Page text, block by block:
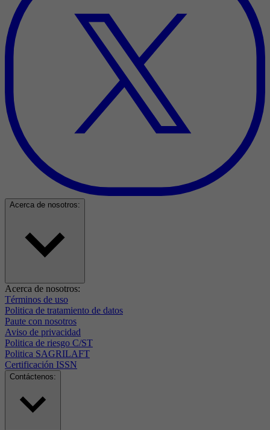
Acerca de nosotros:
Acerca de nosotros:
Términos de uso
Politica de tratamiento de datos
Paute con nosotros
Aviso de privacidad
Politica de riesgo C/ST
Politica SAGRILAFT
Certificación ISSN
Contáctenos: